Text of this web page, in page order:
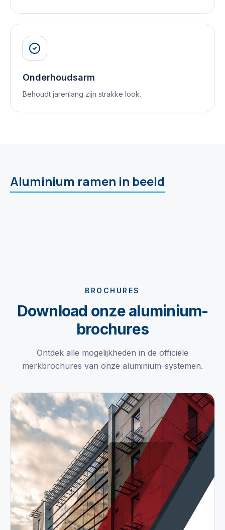
Onderhoudsarm
Behoudt jarenlang zijn strakke look.
Aluminium ramen in beeld
BROCHURES
Download onze aluminium-
brochures
Ontdek alle mogelijkheden in de officiële
merkbrochures van onze aluminium-systemen.